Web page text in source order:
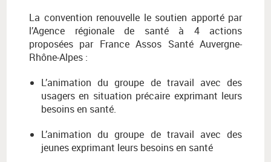
La convention renouvelle le soutien apporté par
l’Agence régionale de santé à 4 actions
proposées par France Assos Santé Auvergne-
Rhône-Alpes :
L’animation du groupe de travail avec des
usagers en situation précaire exprimant leurs
besoins en santé.
L’animation du groupe de travail avec des
jeunes exprimant leurs besoins en santé